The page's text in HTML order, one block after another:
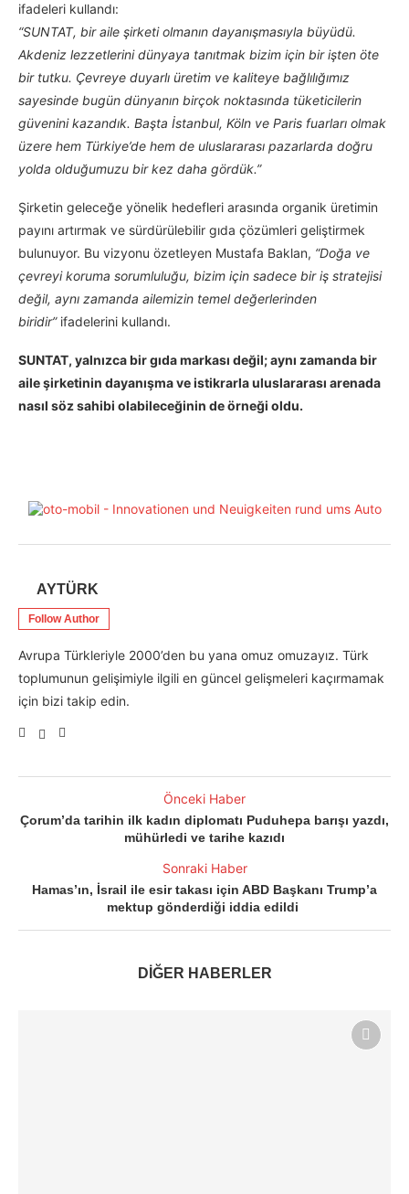
ifadeleri kullandı:
“SUNTAT, bir aile şirketi olmanın dayanışmasıyla büyüdü.
Akdeniz lezzetlerini dünyaya tanıtmak bizim için bir işten öte
bir tutku. Çevreye duyarlı üretim ve kaliteye bağlılığımız
sayesinde bugün dünyanın birçok noktasında tüketicilerin
güvenini kazandık. Başta İstanbul, Köln ve Paris fuarları olmak
üzere hem Türkiye’de hem de uluslararası pazarlarda doğru
yolda olduğumuzu bir kez daha gördük.”
Şirketin geleceğe yönelik hedefleri arasında organik üretimin
payını artırmak ve sürdürülebilir gıda çözümleri geliştirmek
bulunuyor. Bu vizyonu özetleyen Mustafa Baklan, “Doğa ve
çevreyi koruma sorumluluğu, bizim için sadece bir iş stratejisi
değil, aynı zamanda ailemizin temel değerlerinden
biridir”ifadelerini kullandı.
SUNTAT, yalnızca bir gıda markası değil; aynı zamanda bir
aile şirketinin dayanışma ve istikrarla uluslararası arenada
nasıl söz sahibi olabileceğinin de örneği oldu.
AYTÜRK
Follow Author
Avrupa Türkleriyle 2000’den bu yana omuz omuzayız. Türk
toplumunun gelişimiyle ilgili en güncel gelişmeleri kaçırmamak
için bizi takip edin.
Önceki Haber
Çorum’da tarihin ilk kadın diplomatı Puduhepa barışı yazdı,
mühürledi ve tarihe kazıdı
Sonraki Haber
Hamas’ın, İsrail ile esir takası için ABD Başkanı Trump’a
mektup gönderdiği iddia edildi
DİĞER HABERLER